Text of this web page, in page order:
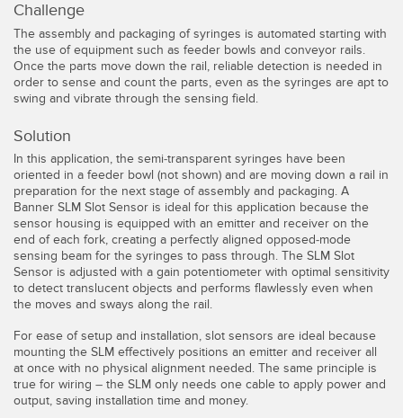
광섬유 증폭기
광섬유
슬롯, 라벨, 영역 감지 센서
Pick-to-Light 센서
온도 및 진동 센서
Condition Monitoring Sensors
Wireless Condition Monitoring Sensors
Vibration Sensors
ACCESSORIES
액세서리
예측 유지보수
예측 유지보수
탱크 수위 모니터링
관련 링크
세척
IO-Link
Challenge
The assembly and packaging of syringes is automated starting with
the use of equipment such as feeder bowls and conveyor rails.
Once the parts move down the rail, reliable detection is needed in
order to sense and count the parts, even as the syringes are apt to
swing and vibrate through the sensing field.
Solution
In this application, the semi-transparent syringes have been
oriented in a feeder bowl (not shown) and are moving down a rail in
preparation for the next stage of assembly and packaging. A
Banner SLM Slot Sensor is ideal for this application because the
sensor housing is equipped with an emitter and receiver on the
end of each fork, creating a perfectly aligned opposed-mode
sensing beam for the syringes to pass through. The SLM Slot
Sensor is adjusted with a gain potentiometer with optimal sensitivity
to detect translucent objects and performs flawlessly even when
the moves and sways along the rail.
For ease of setup and installation, slot sensors are ideal because
mounting the SLM effectively positions an emitter and receiver all
at once with no physical alignment needed. The same principle is
true for wiring – the SLM only needs one cable to apply power and
output, saving installation time and money.